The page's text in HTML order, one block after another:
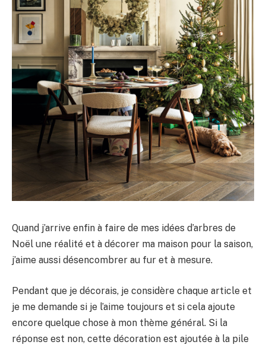
Quand j’arrive enfin à faire de mes idées d’arbres de
Noël une réalité et à décorer ma maison pour la saison,
j’aime aussi désencombrer au fur et à mesure.
Pendant que je décorais, je considère chaque article et
je me demande si je l’aime toujours et si cela ajoute
encore quelque chose à mon thème général. Si la
réponse est non, cette décoration est ajoutée à la pile